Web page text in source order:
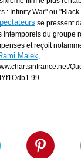
: Infinity War" ou
se pressent
intemporels du groupe
et reçoit
Malek.